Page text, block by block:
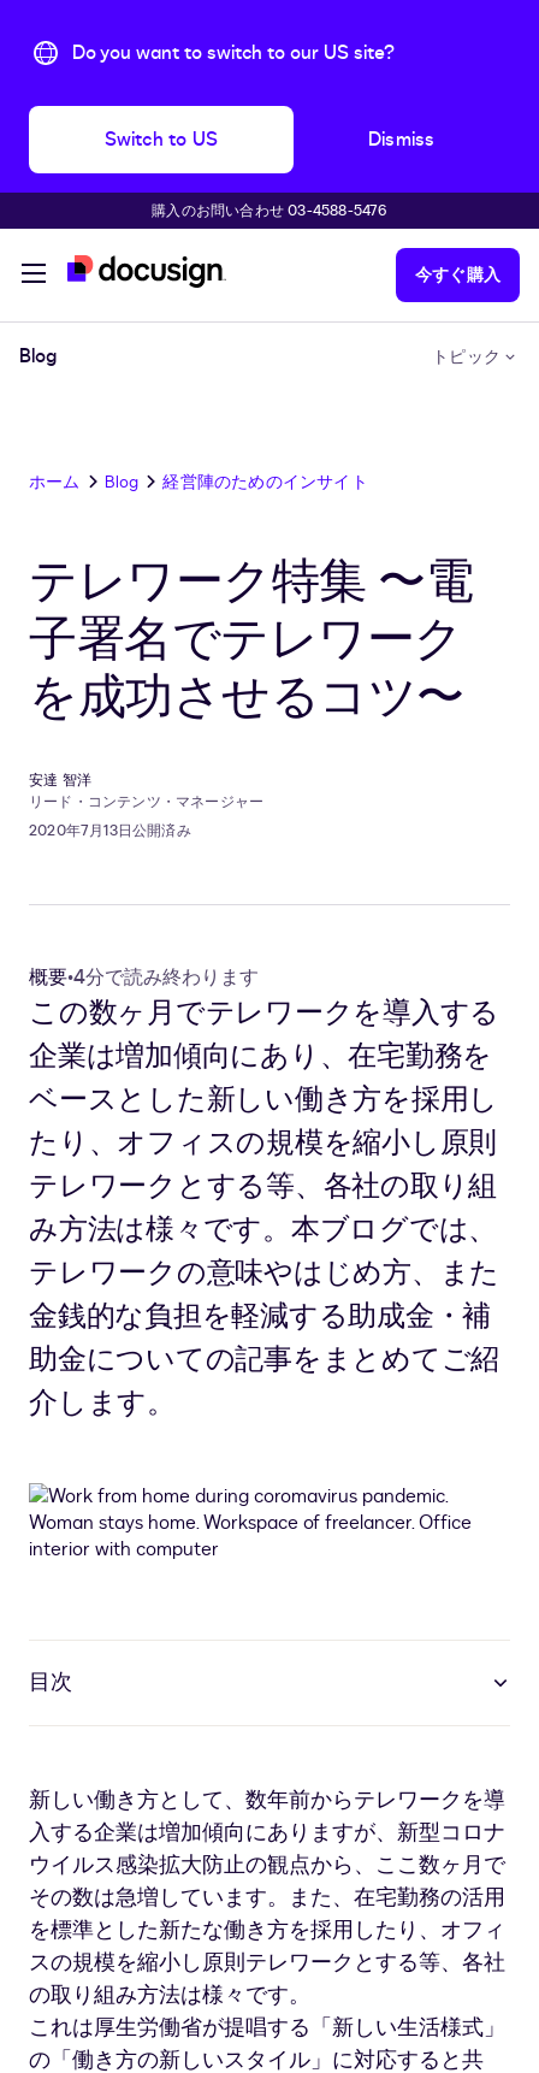
Do you want to switch to our US site?
Switch to US Dismiss
購入のお問い合わせ 03-4588-5476
今すぐ購入
Blog トピック
ホーム Blog 経営陣のためのインサイト
テレワーク特集 〜電
子署名でテレワーク
を成功させるコツ〜
安達 智洋
リード・コンテンツ・マネージャー
2020年7月13日公開済み
概要•4分で読み終わります
この数ヶ月でテレワークを導入する
企業は増加傾向にあり、在宅勤務を
ベースとした新しい働き方を採用し
たり、オフィスの規模を縮小し原則
テレワークとする等、各社の取り組
み方法は様々です。本ブログでは、
テレワークの意味やはじめ方、また
金銭的な負担を軽減する助成金・補
助金についての記事をまとめてご紹
介します。
目次
新しい働き方として、数年前からテレワークを導
入する企業は増加傾向にありますが、新型コロナ
ウイルス感染拡大防止の観点から、ここ数ヶ月で
その数は急増しています。また、在宅勤務の活用
を標準とした新たな働き方を採用したり、オフィ
スの規模を縮小し原則テレワークとする等、各社
の取り組み方法は様々です。
これは厚生労働省が提唱する「新しい生活様式」
の「働き方の新しいスタイル」に対応すると共